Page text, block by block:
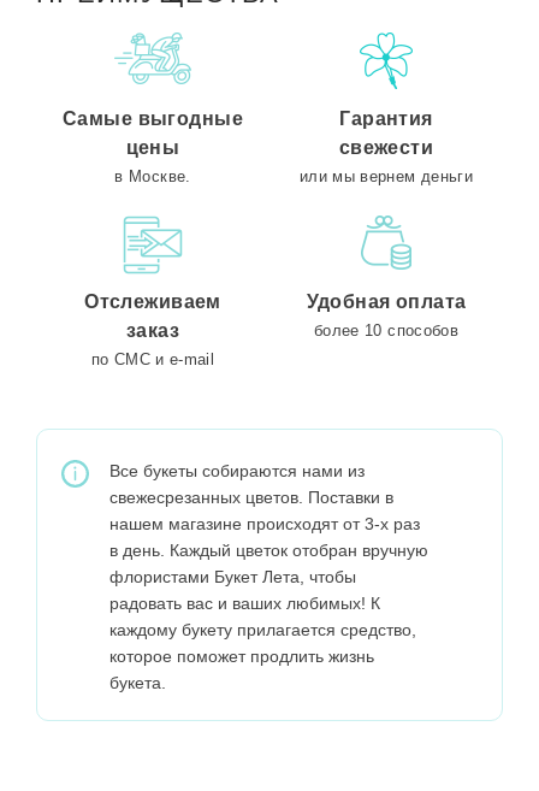
Самые выгодные
цены
в Москве.
Гарантия
свежести
или мы вернем деньги
Отслеживаем
заказ
по СМС и e-mail
Удобная оплата
более 10 способов
Все букеты собираются нами из
свежесрезанных цветов. Поставки в
нашем магазине происходят от 3-х раз
в день. Каждый цветок отобран вручную
флористами Букет Лета, чтобы
радовать вас и ваших любимых! К
каждому букету прилагается средство,
которое поможет продлить жизнь
букета.